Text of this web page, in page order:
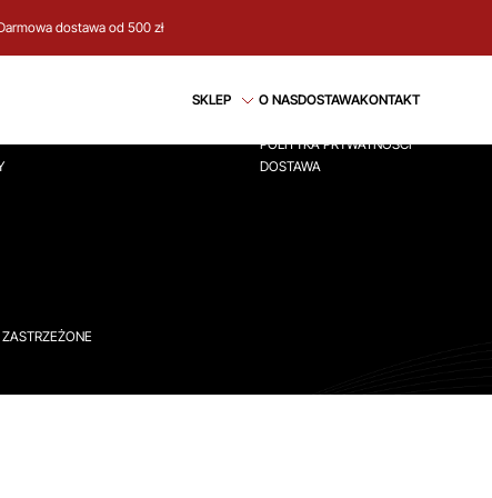
dostawa od 500 zł
SKLEP O NASDOSTAWAKONTAKT
REGULAMIN
POLITYKA PRYWATNOŚCI
DOSTAWA